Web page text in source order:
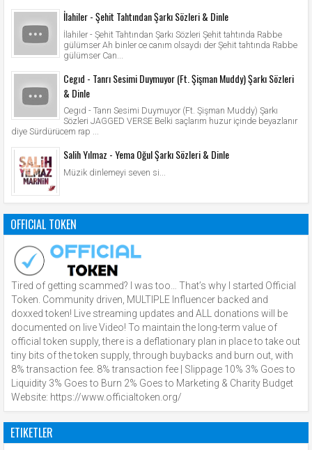
İlahiler - Şehit Tahtından Şarkı Sözleri & Dinle
İlahiler - Şehit Tahtından Şarkı Sözleri Şehit tahtında Rabbe
gülümser Ah binler ce canım olsaydı der Şehit tahtında Rabbe
gülümser Can...
Cegıd - Tanrı Sesimi Duymuyor (Ft. Şişman Muddy) Şarkı Sözleri
& Dinle
Cegıd - Tanrı Sesimi Duymuyor (Ft. Şişman Muddy) Şarkı
Sözleri JAGGED VERSE Belki saçlarım huzur içinde beyazlanır
diye Sürdürücem rap ...
Salih Yılmaz - Yema Oğul Şarkı Sözleri & Dinle
Müzik dinlemeyi seven si...
OFFICIAL TOKEN
Tired of getting scammed? I was too… That’s why I started Official
Token. Community driven, MULTIPLE Influencer backed and
doxxed token! Live streaming updates and ALL donations will be
documented on live Video! To maintain the long-term value of
official token supply, there is a deflationary plan in place to take out
tiny bits of the token supply, through buybacks and burn out, with
8% transaction fee. 8% transaction fee | Slippage 10% 3% Goes to
Liquidity 3% Goes to Burn 2% Goes to Marketing & Charity Budget
Website: https://www.officialtoken.org/
ETIKETLER